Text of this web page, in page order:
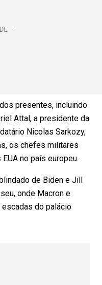
presentes, incluindo
Attal, a presidente da
Nicolas Sarkozy,
os chefes militares
no país europeu.
de Biden e Jill
onde Macron e
do palácio